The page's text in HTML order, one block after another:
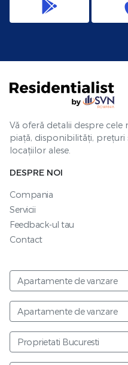
Vă oferă detalii despre
piață, disponibilități,
locațiilor alese.
DESPRE NOI
Compania
Servicii
Feedback-ul tau
Contact
Apartamente de vanzare
Apartamente de vanzare
Proprietati Bucuresti